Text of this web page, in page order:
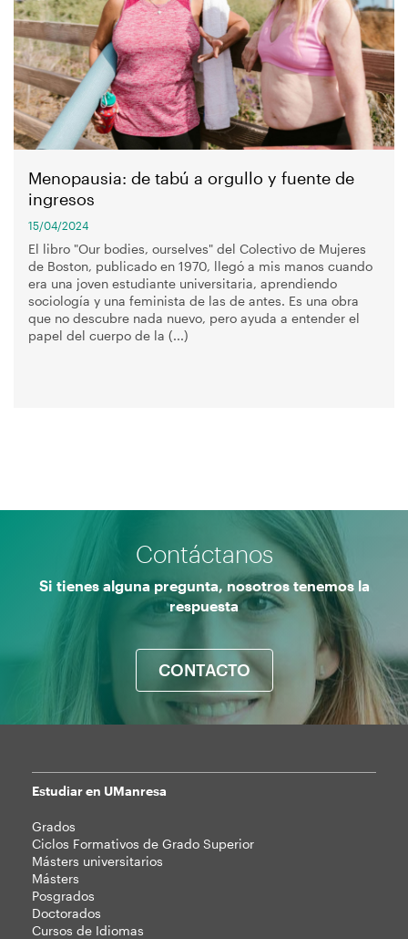
navegación
Menopausia: de tabú a orgullo y fuente de
ingresos
15/04/2024
El libro "Our bodies, ourselves" del Colectivo de Mujeres
de Boston, publicado en 1970, llegó a mis manos cuando
era una joven estudiante universitaria, aprendiendo
sociología y una feminista de las de antes. Es una obra
que no descubre nada nuevo, pero ayuda a entender el
papel del cuerpo de la (...)
Contáctanos
Si tienes alguna pregunta, nosotros tenemos la
respuesta
CONTACTO
Mapa
web
Estudiar en UManresa
Grados
Ciclos Formativos de Grado Superior
Másters universitarios
Másters
Posgrados
Doctorados
Cursos de Idiomas